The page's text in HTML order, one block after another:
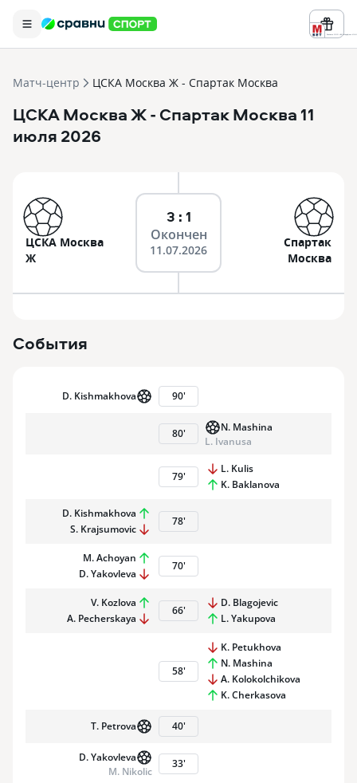
Реклама ООО «БК «Марафон» ИНН
Матч-центр ЦСКА Москва Ж - Спартак Москва
ЦСКА Москва Ж- Спартак Москва 11
июля 2026
ЦСКА Москва
Ж
3 : 1
Окончен
11.07.2026
Спартак
Москва
События
D. Kishmakhova 90'
80'
N. Mashina
L. Ivanusa
79'
L. Kulis
K. Baklanova
D. Kishmakhova
S. Krajsumovic
78'
M. Achoyan
D. Yakovleva
70'
V. Kozlova
A. Pecherskaya
66'
D. Blagojevic
L. Yakupova
58'
K. Petukhova
N. Mashina
A. Kolokolchikova
K. Cherkasova
T. Petrova 40'
M. Nikolic
D. Yakovleva 33'